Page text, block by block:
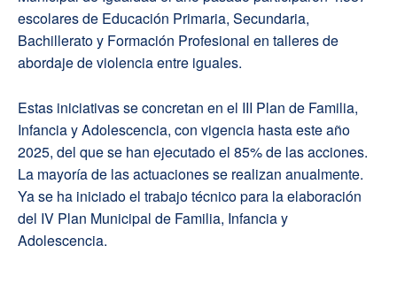
escolares de Educación Primaria, Secundaria,
Bachillerato y Formación Profesional en talleres de
abordaje de violencia entre iguales.
Estas iniciativas se concretan en el III Plan de Familia,
Infancia y Adolescencia, con vigencia hasta este año
2025, del que se han ejecutado el 85% de las acciones.
La mayoría de las actuaciones se realizan anualmente.
Ya se ha iniciado el trabajo técnico para la elaboración
del IV Plan Municipal de Familia, Infancia y
Adolescencia.